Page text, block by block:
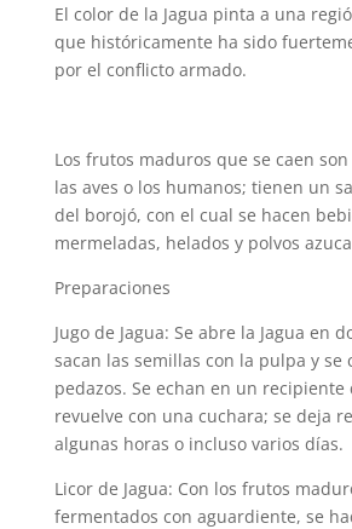
El color de la Jagua pinta a una
que históricamente ha sido
por el conflicto armado.
Los frutos maduros que se caen
las aves o los humanos; tienen un
del borojó, con el cual se hacen
mermeladas, helados y polvos
Preparaciones
Jugo de Jagua: Se abre la Jagua en
sacan las semillas con la pulpa y se
pedazos. Se echan en un recipiente
revuelve con una cuchara; se deja
algunas horas o incluso varios días.
Licor de Jagua: Con los frutos
fermentados con aguardiente, se